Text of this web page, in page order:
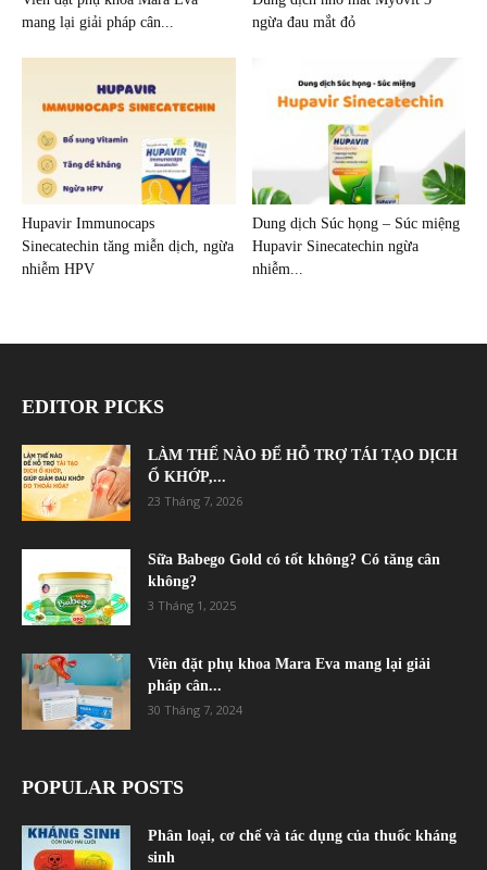
mang lại giải pháp cân...
ngừa đau mắt đỏ
Hupavir Immunocaps
Sinecatechin tăng miễn dịch, ngừa
nhiễm HPV
Dung dịch Súc họng – Súc miệng
Hupavir Sinecatechin ngừa
nhiễm...
EDITOR PICKS
LÀM THẾ NÀO ĐỂ HỖ TRỢ TÁI TẠO DỊCH
Ổ KHỚP,...
23 Tháng 7, 2026
Sữa Babego Gold có tốt không? Có tăng cân
không?
3 Tháng 1, 2025
Viên đặt phụ khoa Mara Eva mang lại giải
pháp cân...
30 Tháng 7, 2024
POPULAR POSTS
Phân loại, cơ chế và tác dụng của thuốc kháng
sinh